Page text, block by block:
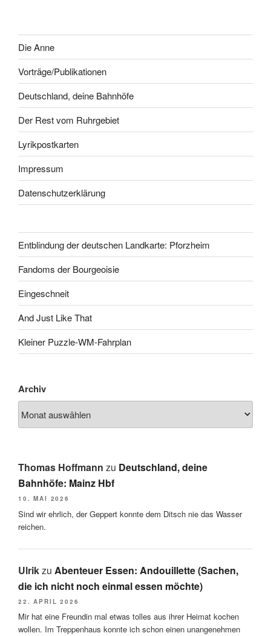
Die Anne
Vorträge/Publikationen
Deutschland, deine Bahnhöfe
Der Rest vom Ruhrgebiet
Lyrikpostkarten
Impressum
Datenschutzerklärung
Entblindung der deutschen Landkarte: Pforzheim
Fandoms der Bourgeoisie
Eingeschneit
And Just Like That
Kleiner Puzzle-WM-Fahrplan
Archiv
Thomas Hoffmann zu Deutschland, deine
Bahnhöfe: Mainz Hbf
10. MAI 2026
Sind wir ehrlich, der Geppert konnte dem Ditsch nie das Wasser
reichen.
Ulrikzu Abenteuer Essen: Andouillette (Sachen,
die ich nicht noch einmal essen möchte)
22. APRIL 2026
Mir hat eine Freundin mal etwas tolles aus ihrer Heimat kochen
wollen. Im Treppenhaus konnte ich schon einen unangenehmen